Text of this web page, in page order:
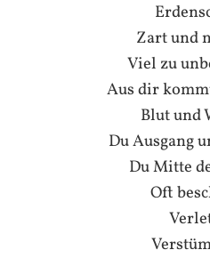
Zart und
Viel zu
Aus dir
Blut und
Du Ausgang
Du Mitte
Oft